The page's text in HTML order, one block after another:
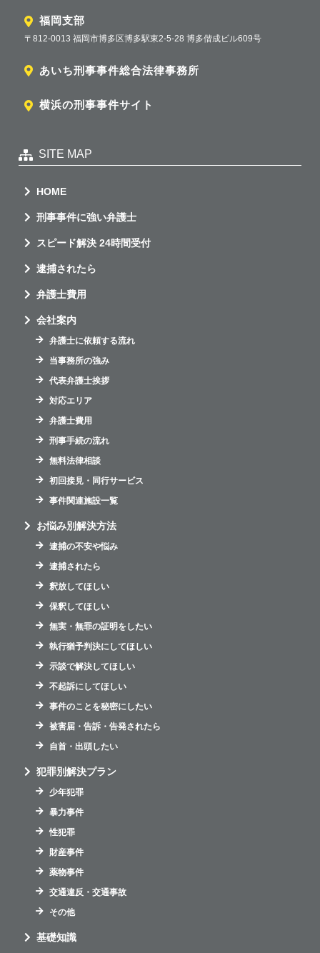
福岡支部
〒812-0013 福岡市博多区博多駅東2-5-28 博多偕成ビル609号
あいち刑事事件総合法律事務所
横浜の刑事事件サイト
SITE MAP
HOME
刑事事件に強い弁護士
スピード解決 24時間受付
逮捕されたら
弁護士費用
会社案内
弁護士に依頼する流れ
当事務所の強み
代表弁護士挨拶
対応エリア
弁護士費用
刑事手続の流れ
無料法律相談
初回接見・同行サービス
事件関連施設一覧
お悩み別解決方法
逮捕の不安や悩み
逮捕されたら
釈放してほしい
保釈してほしい
無実・無罪の証明をしたい
執行猶予判決にしてほしい
示談で解決してほしい
不起訴にしてほしい
事件のことを秘密にしたい
被害届・告訴・告発されたら
自首・出頭したい
犯罪別解決プラン
少年犯罪
暴力事件
性犯罪
財産事件
薬物事件
交通違反・交通事故
その他
基礎知識